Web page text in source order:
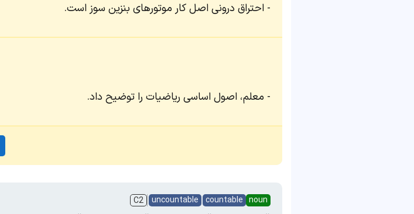
احتراق درونی اصل کار موتورهای بنزین سوز است.
معلم، اصول اساسی ریاضیات را توضیح داد.
noun
countable
uncountable
C2